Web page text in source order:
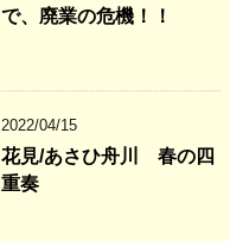
で、廃業の危機！！
2022/04/15
花見/あさひ舟川 春の四
重奏